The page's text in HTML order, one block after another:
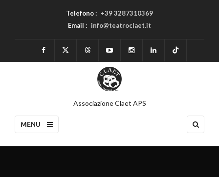
Telefono : +39 3287310369
Email : info@teatroclaet.it
Associazione Claet APS
MENU